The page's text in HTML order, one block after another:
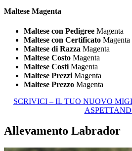
Maltese Magenta
Maltese con Pedigree Magenta
Maltese con Certificato Magenta
Maltese di Razza Magenta
Maltese Costo Magenta
Maltese Costi Magenta
Maltese Prezzi Magenta
Maltese Prezzo Magenta
SCRIVICI – IL TUO NUOVO
Allevamento Labrador